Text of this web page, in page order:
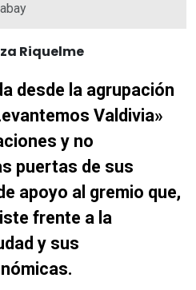
Riquelme
desde la agrupación
Valdivia»
y no
puertas de sus
apoyo al gremio que,
frente a la
y sus